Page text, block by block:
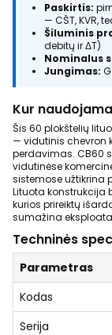
Paskirtis:
— CŠT, KVR,
Šiluminis
debitų ir ΔT)
Nominalus
Jungimas:
Kur
Šis 60 plokštelių
— vidutinis chevron
perdavimas. CB60
vidutinėse
sistemose užtikrina
Lituota konstrukcija
kurios prireiktų
sumažina
Techninės
Parametras
Kodas
Serija